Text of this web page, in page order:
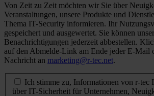
Von Zeit zu Zeit möchten wir Sie über
Veranstaltungen, unsere Produkte und
Thema IT-Security informieren. Ihr
gespeichert und ausgewertet. Sie können
Benachrichtigungen jederzeit abbestellen.
auf den Abmelde-Link am Ende jeder E-Mail
Nachricht an marketing@r-tec.net.
Ich stimme zu, Informationen von r-tec
über IT-Sicherheit für Unternehmen,